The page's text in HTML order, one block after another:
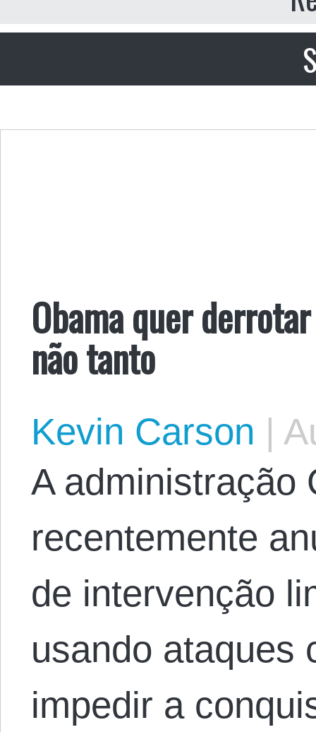
Obama quer
não tanto
Kevin Carson |
A administração
recentemente
de intervenção
usando ataques
impedir a